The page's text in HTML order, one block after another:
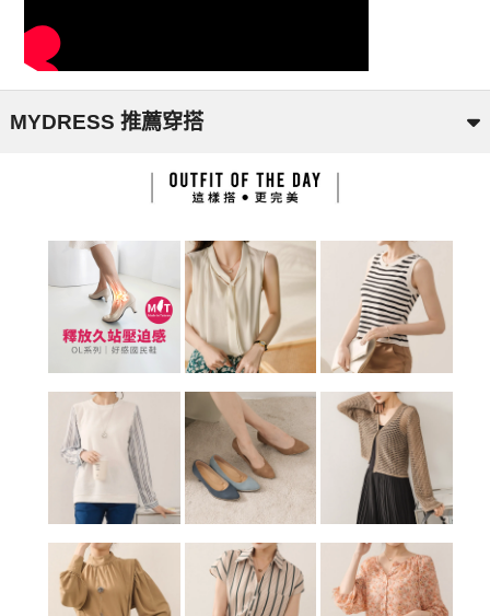
MYDRESS 推薦穿搭